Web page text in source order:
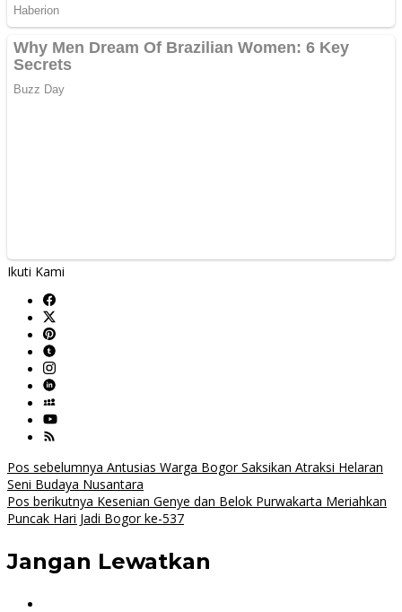
Ikuti Kami
Navigasi
pos
Pos sebelumnya Antusias Warga Bogor Saksikan Atraksi Helaran
Seni Budaya Nusantara
Pos berikutnya Kesenian Genye dan Belok Purwakarta Meriahkan
Puncak Hari Jadi Bogor ke-537
Jangan Lewatkan